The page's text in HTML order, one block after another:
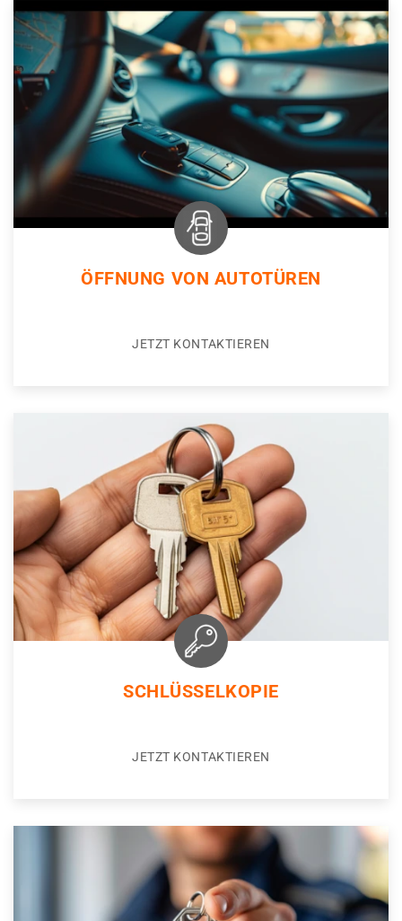
ÖFFNUNG VON AUTOTÜREN
JETZT KONTAKTIEREN
SCHLÜSSELKOPIE
JETZT KONTAKTIEREN